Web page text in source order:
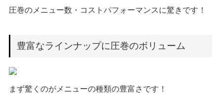
圧巻のメニュー数・コストパフォーマンスに驚きです！
豊富なラインナップに圧巻のボリューム
まず驚くのがメニューの種類の豊富さです！